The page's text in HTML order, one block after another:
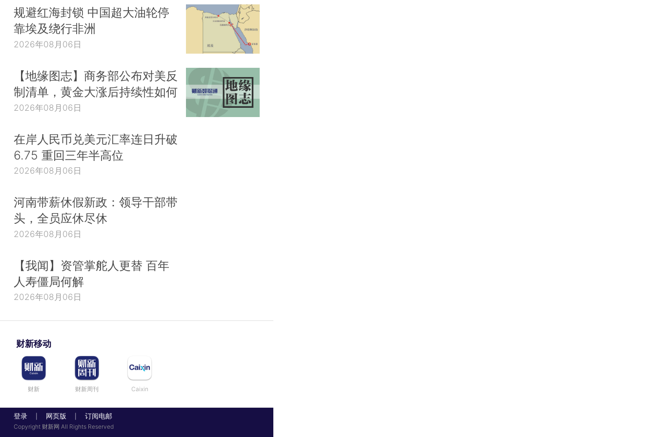
规避红海封锁 中国超大油轮停
靠埃及绕行非洲
2026年08月06日
【地缘图志】商务部公布对美反
制清单，黄金大涨后持续性如何
2026年08月06日
在岸人民币兑美元汇率连日升破
6.75 重回三年半高位
2026年08月06日
河南带薪休假新政：领导干部带
头，全员应休尽休
2026年08月06日
【我闻】资管掌舵人更替 百年
人寿僵局何解
2026年08月06日
财新移动
财新 财新周刊 Caixin
登录 网页版 订阅电邮
Copyright 财新网 All Rights Reserved